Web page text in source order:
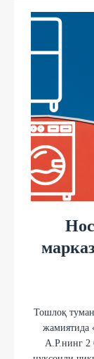
Тошлоқ
жамиятида
А.Р.нинг 2